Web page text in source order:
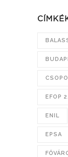
EFOP
ENIL
EPSA